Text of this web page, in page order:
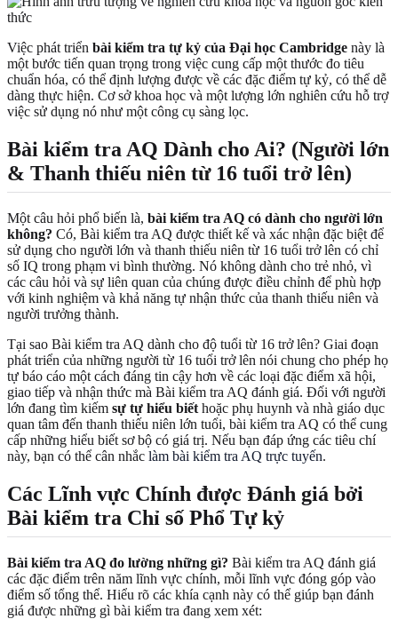
Việc phát triển bài kiểm tra tự kỷ của Đại học Cambridge này là
một bước tiến quan trọng trong việc cung cấp một thước đo tiêu
chuẩn hóa, có thể định lượng được về các đặc điểm tự kỷ, có thể dễ
dàng thực hiện. Cơ sở khoa học và một lượng lớn nghiên cứu hỗ trợ
việc sử dụng nó như một công cụ sàng lọc.
Bài kiểm tra AQ Dành cho Ai? (Người lớn
& Thanh thiếu niên từ 16 tuổi trở lên)
Một câu hỏi phổ biến là, bài kiểm tra AQ có dành cho người lớn
không? Có, Bài kiểm tra AQ được thiết kế và xác nhận đặc biệt để
sử dụng cho người lớn và thanh thiếu niên từ 16 tuổi trở lên có chỉ
số IQ trong phạm vi bình thường. Nó không dành cho trẻ nhỏ, vì
các câu hỏi và sự liên quan của chúng được điều chỉnh để phù hợp
với kinh nghiệm và khả năng tự nhận thức của thanh thiếu niên và
người trưởng thành.
Tại sao Bài kiểm tra AQ dành cho độ tuổi từ 16 trở lên? Giai đoạn
phát triển của những người từ 16 tuổi trở lên nói chung cho phép họ
tự báo cáo một cách đáng tin cậy hơn về các loại đặc điểm xã hội,
giao tiếp và nhận thức mà Bài kiểm tra AQ đánh giá. Đối với người
lớn đang tìm kiếm sự tự hiểu biết hoặc phụ huynh và nhà giáo dục
quan tâm đến thanh thiếu niên lớn tuổi, bài kiểm tra AQ có thể cung
cấp những hiểu biết sơ bộ có giá trị. Nếu bạn đáp ứng các tiêu chí
này, bạn có thể cân nhắc làm bài kiểm tra AQ trực tuyến.
Các Lĩnh vực Chính được Đánh giá bởi
Bài kiểm tra Chỉ số Phổ Tự kỷ
Bài kiểm tra AQ đo lường những gì? Bài kiểm tra AQ đánh giá
các đặc điểm trên năm lĩnh vực chính, mỗi lĩnh vực đóng góp vào
điểm số tổng thể. Hiểu rõ các khía cạnh này có thể giúp bạn đánh
giá được những gì bài kiểm tra đang xem xét: